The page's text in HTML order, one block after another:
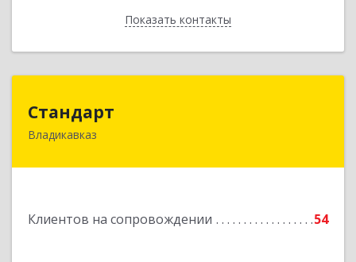
Показать контакты
Назад
Стандарт
Владикавказ
Клиентов на сопровождении 54
362025, Северная Осетия - Алания Респ,
Подробнее